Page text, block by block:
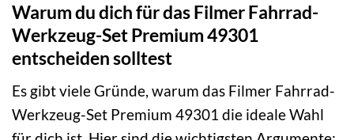
Warum du dich für das Filmer Fahrrad-
Werkzeug-Set Premium 49301
entscheiden solltest
Es gibt viele Gründe, warum das Filmer Fahrrad-
Werkzeug-Set Premium 49301 die ideale Wahl